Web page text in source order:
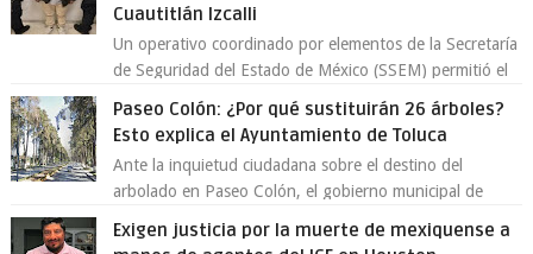
Cuautitlán Izcalli
Un operativo coordinado por elementos de la Secretaría
de Seguridad del Estado de México (SSEM) permitió el
Paseo Colón: ¿Por qué sustituirán 26 árboles?
Esto explica el Ayuntamiento de Toluca
Ante la inquietud ciudadana sobre el destino del
arbolado en Paseo Colón, el gobierno municipal de
Exigen justicia por la muerte de mexiquense a